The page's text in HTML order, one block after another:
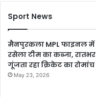
Sport News
मैनपुरकला MPL फाइनल में
रसेला टीम का कब्जा, रातभर
गूंजता रहा क्रिकेट का रोमांच
May 23, 2026